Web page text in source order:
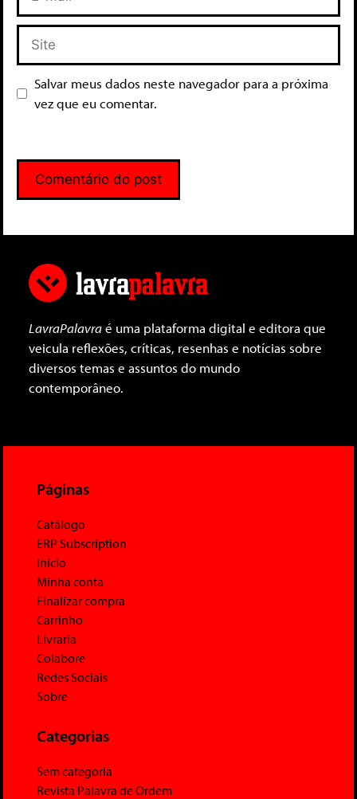
Salvar meus dados neste navegador para a próxima
vez que eu comentar.
LavraPalavraé uma plataforma digital e editora que
veicula reflexões, críticas, resenhas e notícias sobre
diversos temas e assuntos do mundo
contemporâneo.
Páginas
Catálogo
ERP Subscription
Início
Minha conta
Finalizar compra
Carrinho
Livraria
Colabore
Redes Sociais
Sobre
Categorias
Sem categoria
Revista Palavra de Ordem